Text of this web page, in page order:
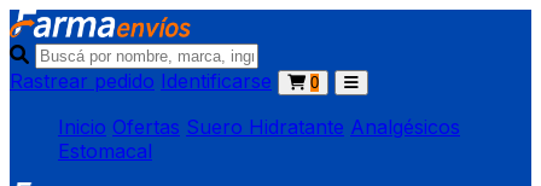
Rastrear pedido Identificarse 0
Inicio Ofertas Suero Hidratante Analgésicos
Estomacal